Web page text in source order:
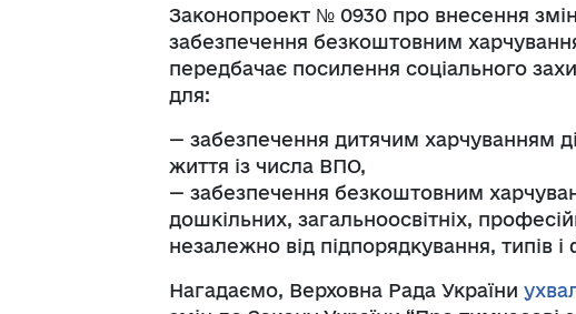
Законопроект № 0930 про внесення
забезпечення безкоштовним
передбачає посилення соціального
для:
— забезпечення дитячим харчуванням
життя із числа ВПО,
— забезпечення безкоштовним
дошкільних, загальноосвітніх,
незалежно від підпорядкування, типів
Нагадаємо, Верховна Рада України